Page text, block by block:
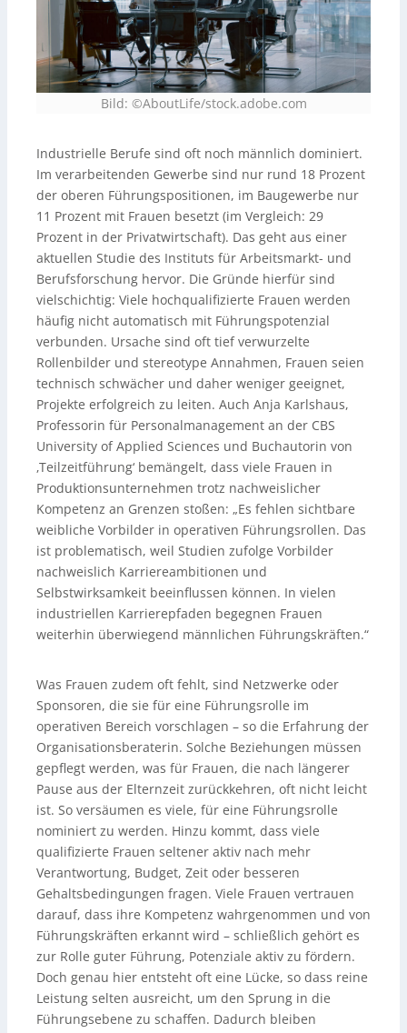
Bild: ©AboutLife/stock.adobe.com
Industrielle Berufe sind oft noch männlich dominiert.
Im verarbeitenden Gewerbe sind nur rund 18 Prozent
der oberen Führungspositionen, im Baugewerbe nur
11 Prozent mit Frauen besetzt (im Vergleich: 29
Prozent in der Privatwirtschaft). Das geht aus einer
aktuellen Studie des Instituts für Arbeitsmarkt- und
Berufsforschung hervor. Die Gründe hierfür sind
vielschichtig: Viele hochqualifizierte Frauen werden
häufig nicht automatisch mit Führungspotenzial
verbunden. Ursache sind oft tief verwurzelte
Rollenbilder und stereotype Annahmen, Frauen seien
technisch schwächer und daher weniger geeignet,
Projekte erfolgreich zu leiten. Auch Anja Karlshaus,
Professorin für Personalmanagement an der CBS
University of Applied Sciences und Buchautorin von
‚Teilzeitführung‘ bemängelt, dass viele Frauen in
Produktionsunternehmen trotz nachweislicher
Kompetenz an Grenzen stoßen: „Es fehlen sichtbare
weibliche Vorbilder in operativen Führungsrollen. Das
ist problematisch, weil Studien zufolge Vorbilder
nachweislich Karriereambitionen und
Selbstwirksamkeit beeinflussen können. In vielen
industriellen Karrierepfaden begegnen Frauen
weiterhin überwiegend männlichen Führungskräften.“
Was Frauen zudem oft fehlt, sind Netzwerke oder
Sponsoren, die sie für eine Führungsrolle im
operativen Bereich vorschlagen – so die Erfahrung der
Organisationsberaterin. Solche Beziehungen müssen
gepflegt werden, was für Frauen, die nach längerer
Pause aus der Elternzeit zurückkehren, oft nicht leicht
ist. So versäumen es viele, für eine Führungsrolle
nominiert zu werden. Hinzu kommt, dass viele
qualifizierte Frauen seltener aktiv nach mehr
Verantwortung, Budget, Zeit oder besseren
Gehaltsbedingungen fragen. Viele Frauen vertrauen
darauf, dass ihre Kompetenz wahrgenommen und von
Führungskräften erkannt wird – schließlich gehört es
zur Rolle guter Führung, Potenziale aktiv zu fördern.
Doch genau hier entsteht oft eine Lücke, so dass reine
Leistung selten ausreicht, um den Sprung in die
Führungsebene zu schaffen. Dadurch bleiben